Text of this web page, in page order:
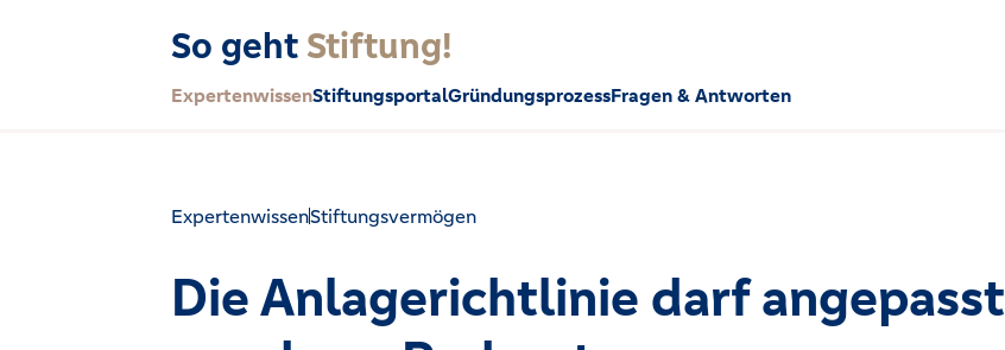
So geht Stiftung!
ExpertenwissenStiftungsportalGründungsprozessFragen & Antworten
ExpertenwissenStiftungsvermögen
Die Anlagerichtlinie darf angepasst